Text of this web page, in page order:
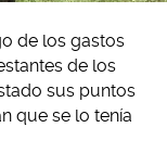
de los gastos
de los
sus puntos
que se lo tenía